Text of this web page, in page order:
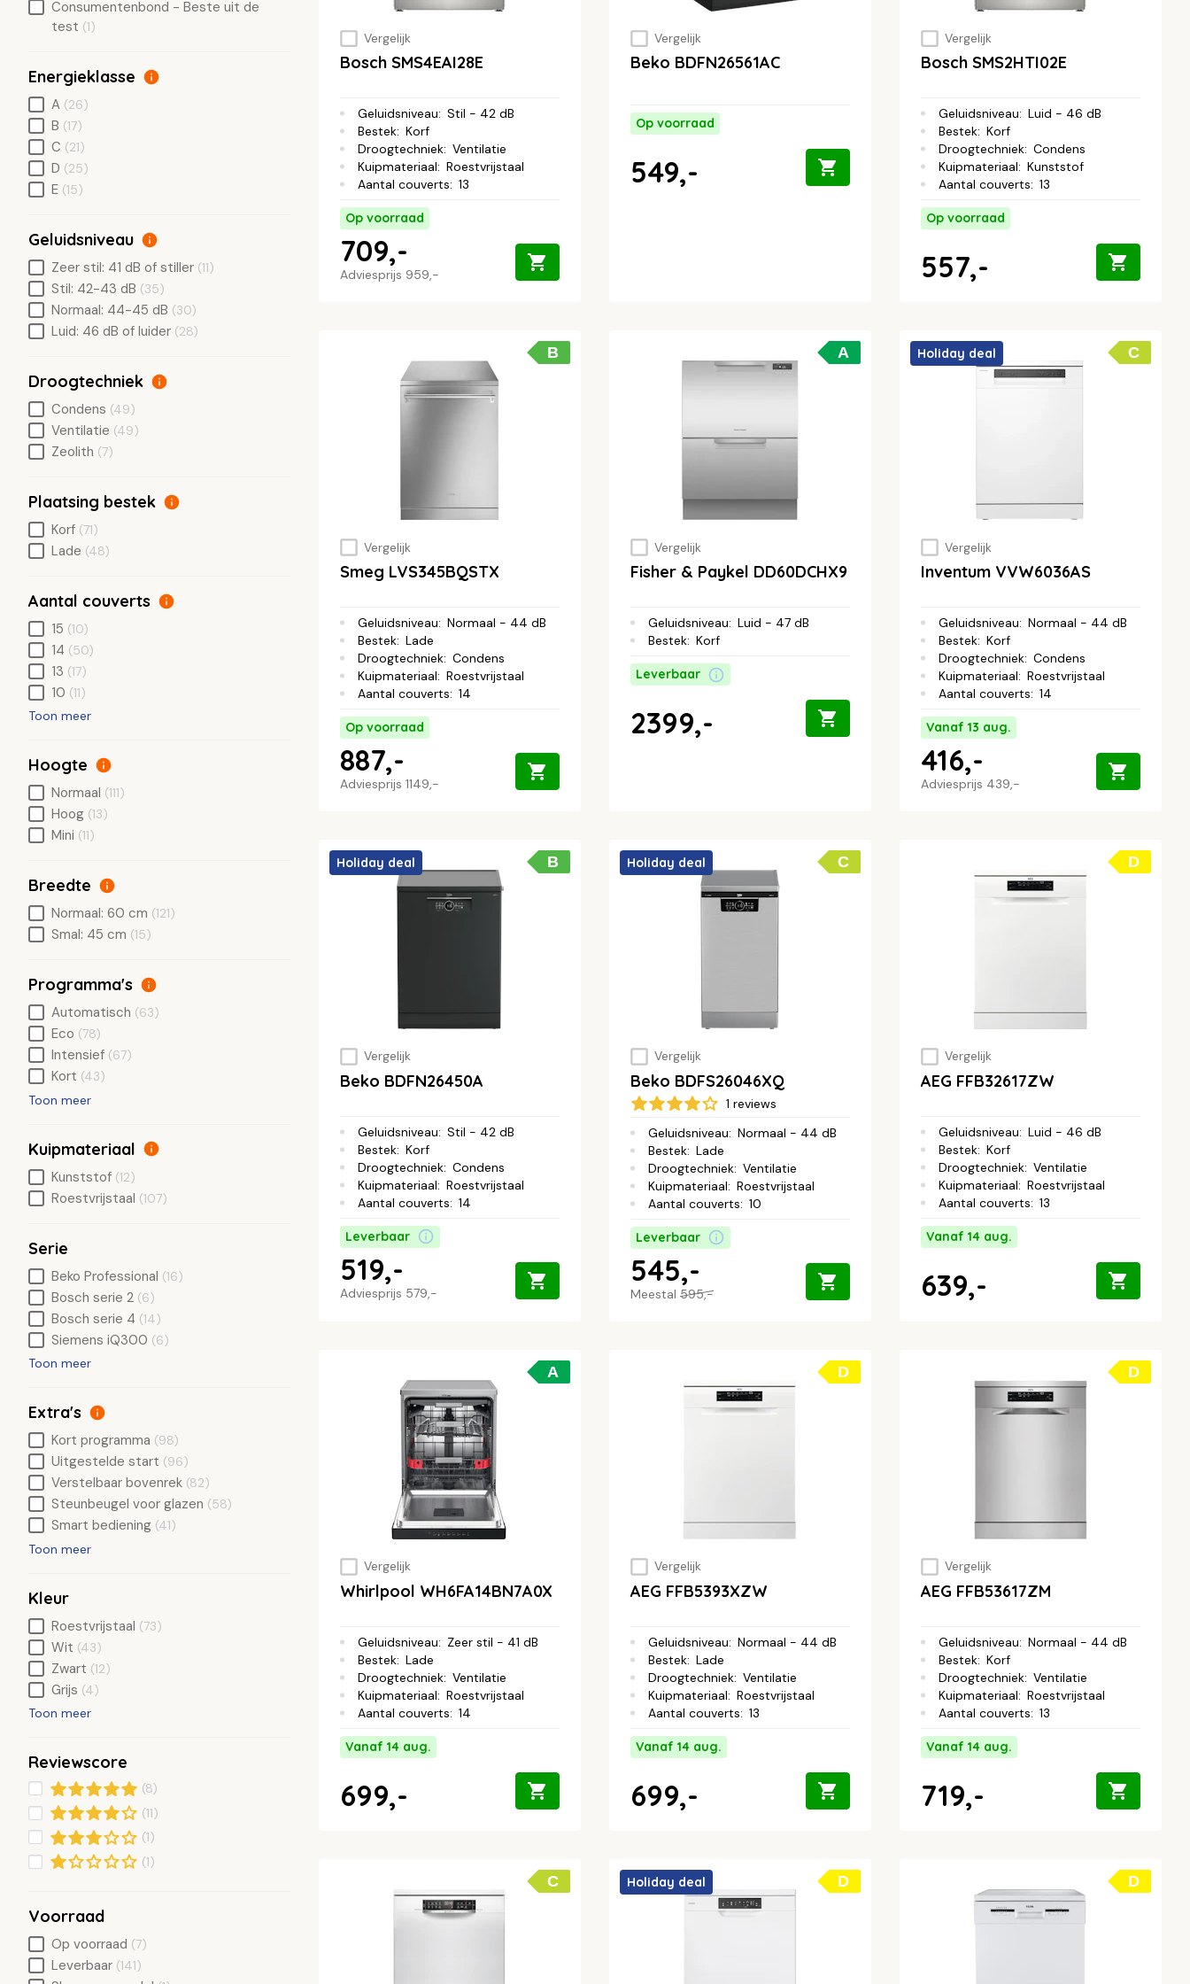
Vergelijk
Bosch SMS4EAI28E
Geluidsniveau: Stil - 42 dB
Bestek: Korf
Droogtechniek: Ventilatie
Kuipmateriaal: Roestvrijstaal
Aantal couverts: 13
Op voorraad
Adviesprijs 959,-
709,-
Vergelijk
Beko BDFN26561AC
Op voorraad
549,-
Vergelijk
Bosch SMS2HTI02E
Geluidsniveau: Luid - 46 dB
Bestek: Korf
Droogtechniek: Condens
Kuipmateriaal: Kunststof
Aantal couverts: 13
Op voorraad
557,-
B
Vergelijk
Smeg LVS345BQSTX
Geluidsniveau: Normaal - 44 dB
Bestek: Lade
Droogtechniek: Condens
Kuipmateriaal: Roestvrijstaal
Aantal couverts: 14
Op voorraad
Adviesprijs 1149,-
887,-
A
Vergelijk
Fisher & Paykel DD60DCHX9
Geluidsniveau: Luid - 47 dB
Bestek: Korf
Leverbaar
2399,-
C
Holiday deal
Vergelijk
Inventum VVW6036AS
Geluidsniveau: Normaal - 44 dB
Bestek: Korf
Droogtechniek: Condens
Kuipmateriaal: Roestvrijstaal
Aantal couverts: 14
Vanaf 13 aug.
Adviesprijs 439,-
416,-
B
Holiday deal
Vergelijk
Beko BDFN26450A
Geluidsniveau: Stil - 42 dB
Bestek: Korf
Droogtechniek: Condens
Kuipmateriaal: Roestvrijstaal
Aantal couverts: 14
Leverbaar
Adviesprijs 579,-
519,-
C
Holiday deal
Vergelijk
Beko BDFS26046XQ
1 reviews
Geluidsniveau: Normaal - 44 dB
Bestek: Lade
Droogtechniek: Ventilatie
Kuipmateriaal: Roestvrijstaal
Aantal couverts: 10
Leverbaar
Meestal 595,-
545,-
D
Vergelijk
AEG FFB32617ZW
Geluidsniveau: Luid - 46 dB
Bestek: Korf
Droogtechniek: Ventilatie
Kuipmateriaal: Roestvrijstaal
Aantal couverts: 13
Vanaf 14 aug.
639,-
A
Vergelijk
Whirlpool WH6FA14BN7A0X
Geluidsniveau: Zeer stil - 41 dB
Bestek: Lade
Droogtechniek: Ventilatie
Kuipmateriaal: Roestvrijstaal
Aantal couverts: 14
Vanaf 14 aug.
699,-
D
Vergelijk
AEG FFB5393XZW
Geluidsniveau: Normaal - 44 dB
Bestek: Lade
Droogtechniek: Ventilatie
Kuipmateriaal: Roestvrijstaal
Aantal couverts: 13
Vanaf 14 aug.
699,-
D
Vergelijk
AEG FFB53617ZM
Geluidsniveau: Normaal - 44 dB
Bestek: Korf
Droogtechniek: Ventilatie
Kuipmateriaal: Roestvrijstaal
Aantal couverts: 13
Vanaf 14 aug.
719,-
C D
Holiday deal D
Consumentenbond - Beste uit de
test (1)
Energieklasse
A (26)
B (17)
C (21)
D (25)
E (15)
Geluidsniveau
Zeer stil: 41 dB of stiller (11)
Stil: 42-43 dB (35)
Normaal: 44-45 dB (30)
Luid: 46 dB of luider (28)
Droogtechniek
Condens (49)
Ventilatie (49)
Zeolith (7)
Plaatsing bestek
Korf (71)
Lade (48)
Aantal couverts
15 (10)
14 (50)
13 (17)
10 (11)
Toon meer
Hoogte
Normaal (111)
Hoog (13)
Mini (11)
Breedte
Normaal: 60 cm (121)
Smal: 45 cm (15)
Programma's
Automatisch (63)
Eco (78)
Intensief (67)
Kort (43)
Toon meer
Kuipmateriaal
Kunststof (12)
Roestvrijstaal (107)
Serie
Beko Professional (16)
Bosch serie 2 (6)
Bosch serie 4 (14)
Siemens iQ300 (6)
Toon meer
Extra's
Kort programma (98)
Uitgestelde start (96)
Verstelbaar bovenrek (82)
Steunbeugel voor glazen (58)
Smart bediening (41)
Toon meer
Kleur
Roestvrijstaal (73)
Wit (43)
Zwart (12)
Grijs (4)
Toon meer
Reviewscore
(8)
(11)
(1)
(1)
Voorraad
Op voorraad (7)
Leverbaar (141)